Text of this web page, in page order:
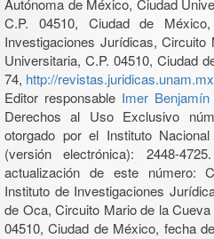
Autónoma de México, Ciudad
C.P. 04510, Ciudad de
Investigaciones Jurídicas,
Universitaria, C.P. 04510, Ciudad
74, http://
Editor responsable Imer
Derechos al Uso Exclusivo
otorgado por el Instituto
(versión electrónica): 2448-
actualización de este número:
Instituto de Investigaciones
de Oca, Circuito Mario de la
04510, Ciudad de México, fecha